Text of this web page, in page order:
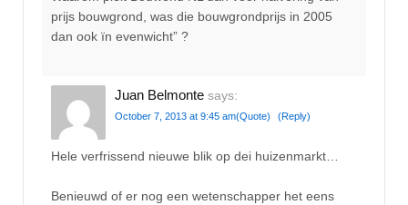
prijs bouwgrond, was die bouwgrondprijs in 2005
dan ook ïn evenwicht” ?
Juan Belmonte says:
October 7, 2013 at 9:45 am(Quote) (Reply)
Hele verfrissend nieuwe blik op dei huizenmarkt…
Benieuwd of er nog een wetenschapper het eens